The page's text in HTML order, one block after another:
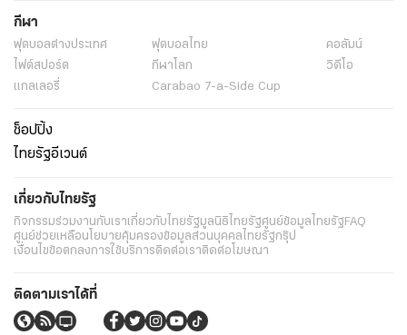
กีฬา
ฟุตบอลต่่างประเทศ ฟุตบอลไทย
คอลัมน์
ไฟต์สปอร์ต
กีฬาโลก
วิดีโอ
แกลเลอรี่
Carabao 7-a-Side Cup
ช็อปปิ้ง
ไทยรัฐอีเวนต์
เกี่ยวกับไทยรัฐ
กิจกรรมร่วมงานกับเราเกี่ยวกับไทยรัฐมูลนิธิไทยรัฐศูนย์ข้อมูลไทยรัฐFAQ
ศูนย์ช่วยเหลือนโยบายคุ้มครองข้อมูลส่วนบุคคลไทยรัฐกรุ๊ป
เงื่อนไขข้อตกลงการใช้บริการติดต่อเราติดต่อโฆษณา
ติดตามเราได้ที่